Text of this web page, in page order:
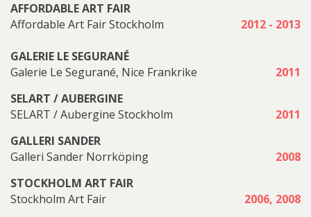
AFFORDABLE ART FAIR
Affordable Art Fair Stockholm
2012 - 2013
GALERIE LE SEGURANÉ
Galerie Le Segurané, Nice Frankrike
2011
SELART / AUBERGINE
SELART / Aubergine Stockholm
2011
GALLERI SANDER
Galleri Sander Norrköping
2008
STOCKHOLM ART FAIR
Stockholm Art Fair
2006, 2008